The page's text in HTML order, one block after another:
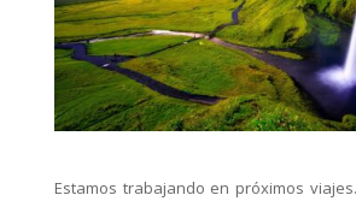
Estamos trabajando en próximos